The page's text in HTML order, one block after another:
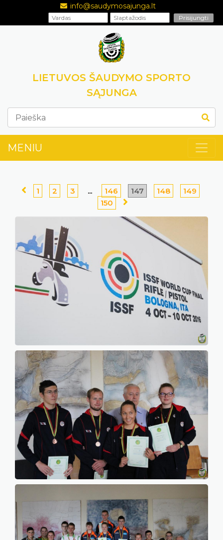
info@saudymosajunga.lt
LIETUVOS ŠAUDYMO SPORTO
SĄJUNGA
MENIU
1 2 3 ... 146 147 148
149
150